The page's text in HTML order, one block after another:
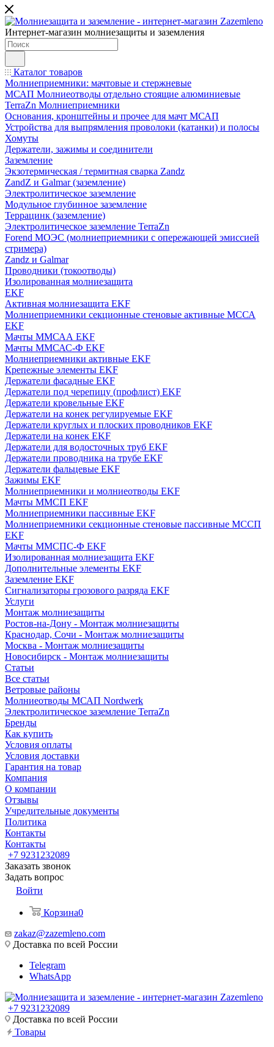
Интернет-магазин молниезащиты и заземления
Каталог товаров
Молниеприемники: мачтовые и стержневые
МСАП Молниеотводы отдельно стоящие алюминиевые
TerraZn Молниеприемники
Основания, кронштейны и прочее для мачт МСАП
Устройства для выпрямления проволоки (катанки) и полосы
Хомуты
Держатели, зажимы и соединители
Заземление
Экзотермическая / термитная сварка Zandz
ZandZ и Galmar (заземление)
Электролитическое заземление
Модульное глубинное заземление
Террацинк (заземление)
Электролитическое заземление TerraZn
Forend МОЭС (молниеприемники с опережающей эмиссией
стримера)
Zandz и Galmar
Проводники (токоотводы)
Изолированная молниезащита
EKF
Активная молниезащита EKF
Молниеприемники секционные стеновые активные МССА
EKF
Мачты ММСАА EKF
Мачты ММСАС-Ф EKF
Молниеприемники активные EKF
Крепежные элементы EKF
Держатели фасадные EKF
Держатели под черепицу (профлист) EKF
Держатели кровельные EKF
Держатели на конек регулируемые EKF
Держатели круглых и плоских проводников EKF
Держатели на конек EKF
Держатели для водосточных труб EKF
Держатели проводника на трубе EKF
Держатели фальцевые EKF
Зажимы EKF
Молниеприемники и молниеотводы EKF
Мачты ММСП EKF
Молниеприемники пассивные EKF
Молниеприемники секционные стеновые пассивные МССП
EKF
Мачты ММСПС-Ф EKF
Изолированная молниезащита EKF
Дополнительные элементы EKF
Заземление EKF
Сигнализаторы грозового разряда EKF
Услуги
Монтаж молниезащиты
Ростов-на-Дону - Монтаж молниезащиты
Краснодар, Сочи - Монтаж молниезащиты
Москва - Монтаж молниезащиты
Новосибирск - Монтаж молниезащиты
Статьи
Все статьи
Ветровые районы
Молниеотводы МСАП Nordwerk
Электролитическое заземление TerraZn
Бренды
Как купить
Условия оплаты
Условия доставки
Гарантия на товар
Компания
О компании
Отзывы
Учредительные документы
Политика
Контакты
Контакты
+7 9231232089
Заказать звонок
Задать вопрос
Войти
Корзина0
zakaz@zazemleno.com
Доставка по всей России
Telegram
WhatsApp
+7 9231232089
Доставка по всей России
Товары